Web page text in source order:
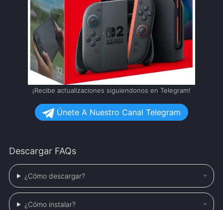
¡Recibe actualizaciones siguiendonos en Telegram!
Únete A Nuestro Canal Telegram
Descargar FAQs
¿Cómo descargar?
¿Cómo instalar?